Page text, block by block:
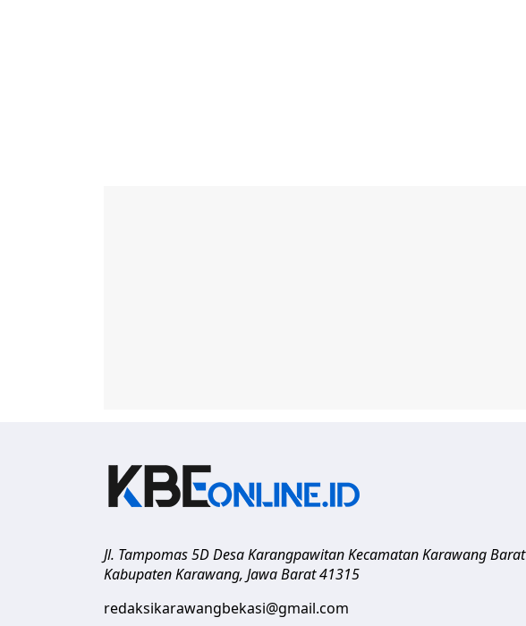
Jl. Tampomas 5D Desa Karangpawitan Kecamatan Karawang Barat
Kabupaten Karawang, Jawa Barat41315
redaksikarawangbekasi@gmail.com